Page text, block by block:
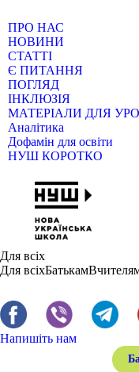
ПРО НАС
НОВИНИ
СТАТТІ
Є ПИТАННЯ
ПОГЛЯД
ІНКЛЮЗІЯ
МАТЕРІАЛИ ДЛЯ
Аналітика
Дофамін для освіти
НУШ КОРОТКО
Для всіх
Для всіхБатькам
Напишіть нам